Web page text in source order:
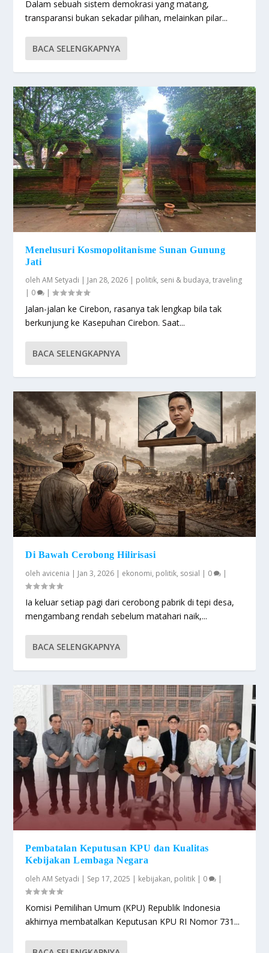
Dalam sebuah sistem demokrasi yang matang,
transparansi bukan sekadar pilihan, melainkan pilar...
BACA SELENGKAPNYA
Menelusuri Kosmopolitanisme Sunan Gunung
Jati
olehAM Setyadi | Jan 28, 2026 | politik, seni & budaya,traveling
| 0 |
Jalan-jalan ke Cirebon, rasanya tak lengkap bila tak
berkunjung ke Kasepuhan Cirebon. Saat...
BACA SELENGKAPNYA
Di Bawah Cerobong Hilirisasi
oleh avicenia | Jan 3, 2026 | ekonomi, politik, sosial | 0 |
Ia keluar setiap pagi dari cerobong pabrik di tepi desa,
mengambang rendah sebelum matahari naik,...
BACA SELENGKAPNYA
Pembatalan Keputusan KPU dan Kualitas
Kebijakan Lembaga Negara
olehAM Setyadi | Sep 17, 2025 | kebijakan, politik | 0 |
Komisi Pemilihan Umum (KPU) Republik Indonesia
akhirnya membatalkan Keputusan KPU RI Nomor 731...